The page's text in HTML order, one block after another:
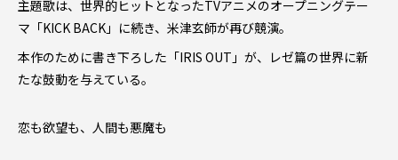
主題歌は、世界的ヒットとなったTVアニメのオープニングテー
マ「KICK BACK」に続き、米津玄師が再び競演。
本作のために書き下ろした「IRIS OUT」が、レゼ篇の世界に新
たな鼓動を与えている。
恋も欲望も、人間も悪魔も